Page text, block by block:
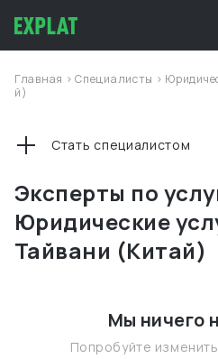
Главная >Специалисты >
й)
Эксперты по
Юридические
Тайвани (Китай)
Стать специалистом
Мы ничего
Попробуйте